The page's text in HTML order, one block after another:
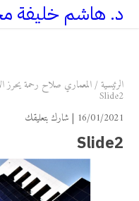
د. هاشم خليفة
الرئيسية /المعماري صلاح رحمة يحرز
Slide2
16/01/2021 | شارك بتعليقك
Slide2